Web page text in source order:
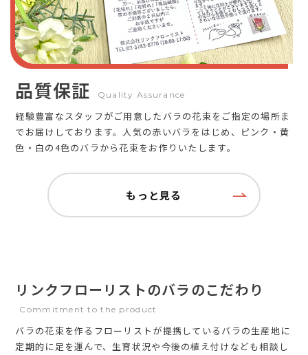
品質保証 Quality Assurance
経験豊富なスタッフがご用意したバラの花束をご指定の場所ま
でお届けしております。人気の赤いバラをはじめ、ピンク・黄
色・白の4色のバラから花束をお作りいたします。
もっと見る
リンクフローリストのバラのこだわり
Commitment to the product
バラの花束を作るフローリストが提携しているバラの生産地に
定期的に足を運んで、生育状況や今後の植え付けなども相談し